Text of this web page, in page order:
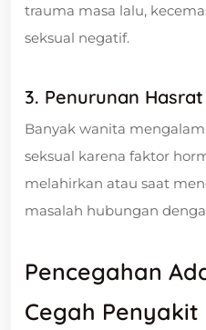
trauma masa lalu,
seksual negatif.
3. Penurunan
Banyak wanita
seksual karena faktor
melahirkan atau saat
masalah hubungan
Pencegahan
Cegah